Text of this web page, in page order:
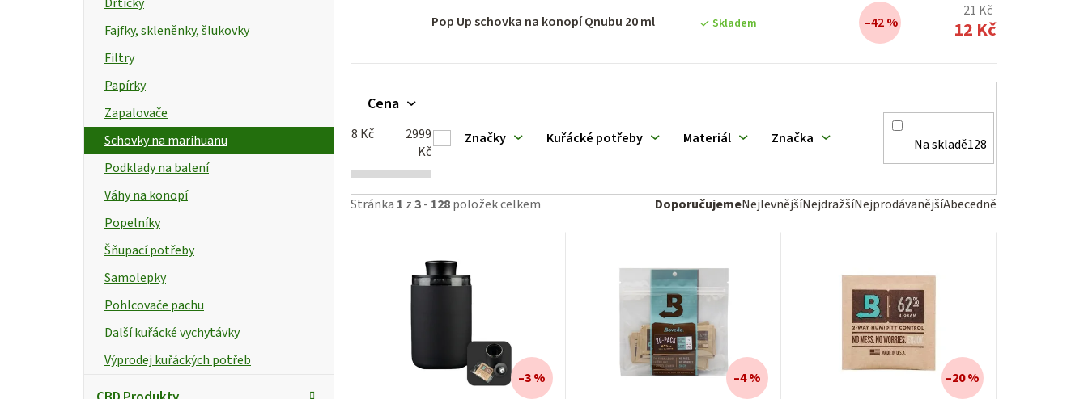
e
Fajfky, skleněnky, šlukovky
Filtry
Papírky
Zapalovače
Schovky na marihuanu
Podklady na balení
Váhy na konopí
Popelníky
Šňupací potřeby
Samolepky
Pohlcovače pachu
Další kuřácké vychytávky
Výprodej kuřáckých potřeb
Pop Up schovka na konopí Qnubu 20 ml Skladem
21 Kč
–42 % 12 Kč
Stránka 1 z3- 128položek celkem
Ř
z
e
n
í
DoporučujemeNejlevnějšíNejdražšíNejprodávanějšíAbecedně
Cena
8 Kč
2999
Kč
Na skladě128
Značky Kuřácké potřeby Materiál Značka
k
ů
–3 % –4 % –20 %